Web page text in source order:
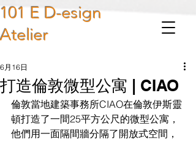
101 E D-esign
Atelier
打造倫敦微型公寓 | CIAO
6月16日
倫敦當地建築事務所CIAO在倫敦伊斯靈
頓打造了一間25平方公尺的微型公寓，
他們用一面隔間牆分隔了開放式空間，